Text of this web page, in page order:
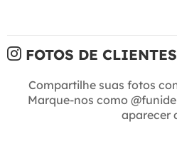
FOTOS DE
Compartilhe suas fotos
Marque-nos como
aparecer